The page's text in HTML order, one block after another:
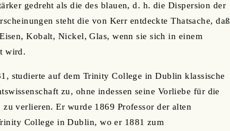
gedreht als die des blauen, d. h. die Dispersion der
steht die von Kerr entdeckte Thatsache, daß
Kobalt, Nickel, Glas, wenn sie sich in einem
wird.
studierte auf dem Trinity College in Dublin klassische
zu, ohne indessen seine Vorliebe für die
verlieren. Er wurde 1869 Professor der alten
College in Dublin, wo er 1881 zum